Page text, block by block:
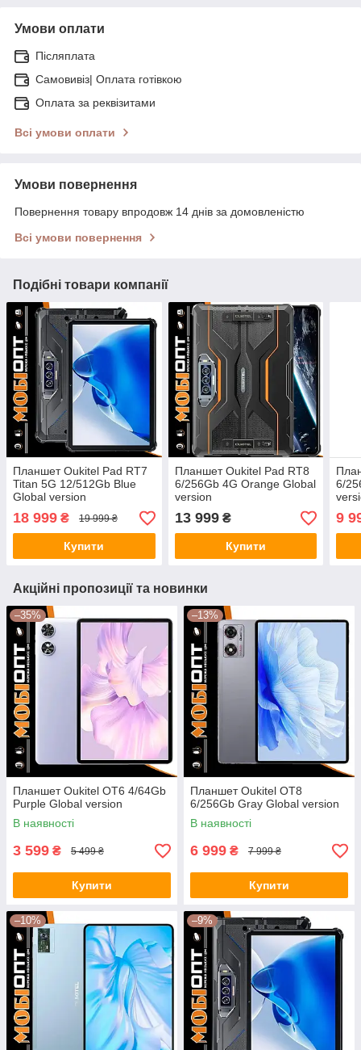
Умови оплати
Післяплата
Самовивіз| Оплата готівкою
Оплата за реквізитами
Всі умови оплати
Умови повернення
Повернення товару впродовж 14 днів за домовленістю
Всі умови повернення
Подібні товари компанії
Планшет Oukitel Pad RT7
Titan 5G 12/512Gb Blue
Global version
18 999 ₴ 19 999 ₴
Купити
Планшет Oukitel Pad RT8
6/256Gb 4G Orange Global
version
13 999₴
Купити
6/
9
Акційні пропозиції та новинки
–35%
Планшет Oukitel OT6 4/64Gb
Purple Global version
В наявності
3 599 ₴ 5 499 ₴
Купити
–13%
Планшет Oukitel OT8
6/256Gb Gray Global version
В наявності
6 999 ₴ 7 999 ₴
Купити
–10% –9%